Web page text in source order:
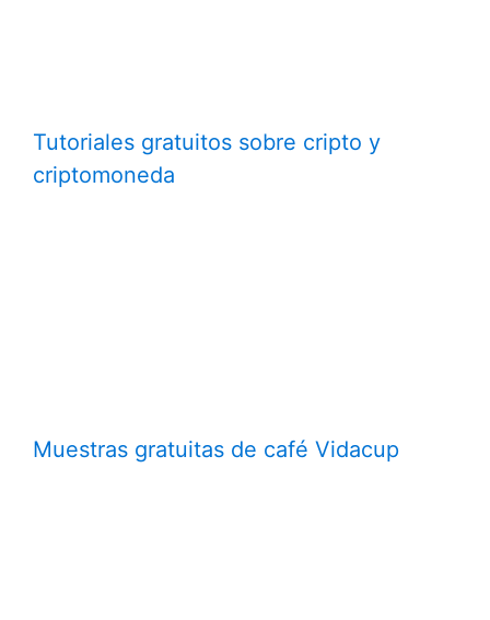
Tutoriales gratuitos sobre cripto y
criptomoneda
Muestras gratuitas de café Vidacup